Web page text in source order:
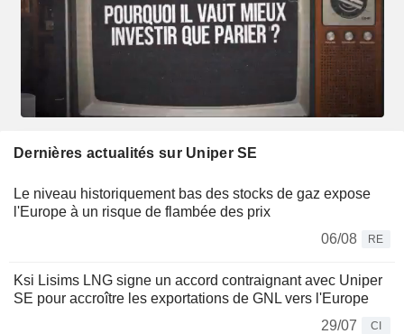
Dernières actualités sur Uniper SE
Le niveau historiquement bas des stocks de gaz expose
l'Europe à un risque de flambée des prix
06/08
RE
Ksi Lisims LNG signe un accord contraignant avec Uniper
SE pour accroître les exportations de GNL vers l'Europe
29/07
CI